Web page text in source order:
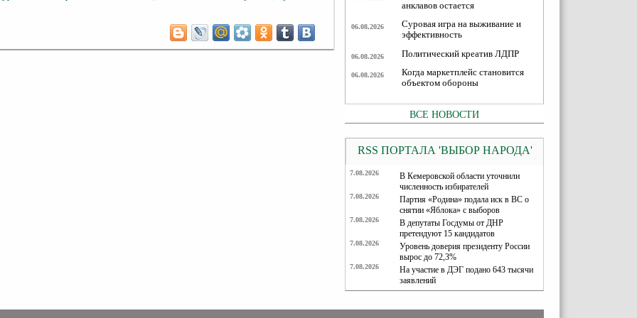
анклавов остается
06.08.2026
Суровая игра на выживание и
эффективность
06.08.2026 Политический креатив ЛДПР
06.08.2026
Когда маркетплейс становится
объектом обороны
ВСЕ НОВОСТИ
RSS ПОРТАЛА 'ВЫБОР НАРОДА'
7.08.2026
В Кемеровской области уточнили
численность избирателей
7.08.2026
Партия «Родина» подала иск в ВС о
снятии «Яблока» с выборов
7.08.2026
В депутаты Госдумы от ДНР
претендуют 15 кандидатов
7.08.2026
Уровень доверия президенту России
вырос до 72,3%
7.08.2026
На участие в ДЭГ подано 643 тысячи
заявлений